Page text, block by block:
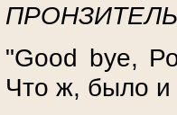
"Good bye,
Что ж, было и